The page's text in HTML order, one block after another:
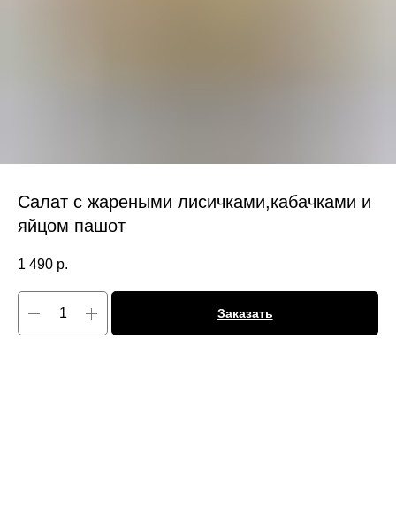
Салат с жареными лисичками,кабачками и
яйцом пашот
1 490 р.
Заказать